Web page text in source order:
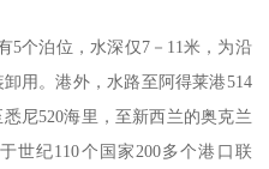
5个泊位，水深仅7－11米，为沿
用。港外，水路至阿得莱港514
尼520海里，至新西兰的奥克兰
世纪110个国家200多个港口联